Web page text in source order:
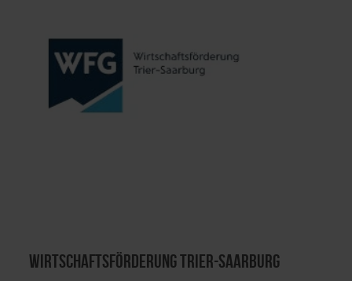
Wirtschaftsförderung Trier-Saarburg